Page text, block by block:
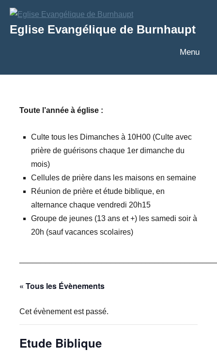
Aller
contenu
Eglise Evangélique de Burnhaupt
Texte
Menu
Toute l’année à église :
Culte tous les Dimanches à 10H00 (Culte avec
prière de guérisons chaque 1er dimanche du
mois)
Cellules de prière dans les maisons en semaine
Réunion de prière et étude biblique, en
alternance chaque vendredi 20h15
Groupe de jeunes (13 ans et +) les samedi soir à
20h (sauf vacances scolaires)
« Tous les Évènements
Cet évènement est passé.
Etude Biblique